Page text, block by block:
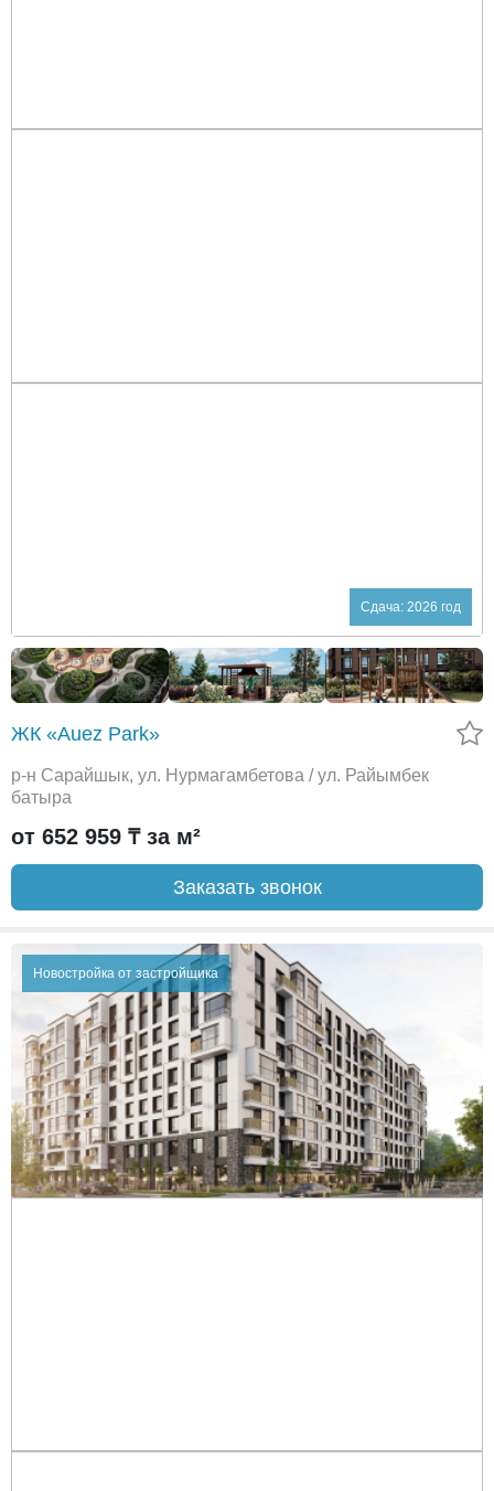
Сдача: 2026 год
ЖК «Auez Park»
р-н Сарайшык, ул. Нурмагамбетова / ул. Райымбек
батыра
от 652 959 ₸ за м²
Заказать звонок
Новостройка от застройщика